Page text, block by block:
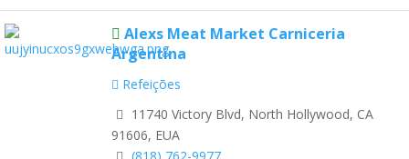
Alexs Meat Market Carniceria
Argentina
Refeições
11740 Victory Blvd, North Hollywood, CA
91606, EUA